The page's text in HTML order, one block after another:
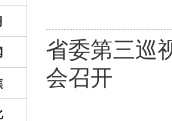
省委第三巡
会召开